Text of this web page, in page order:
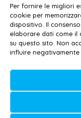
Per fornire le migliori
cookie per
dispositivo. Il
elaborare dati come il
su questo sito. Non
influire negativamente
Email:
Contatti –
Privacy policy –
Testata